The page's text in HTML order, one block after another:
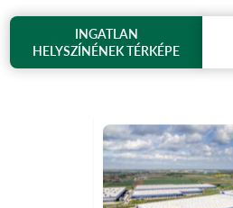
INGATLAN
HELYSZÍNÉNEK TÉRKÉPE